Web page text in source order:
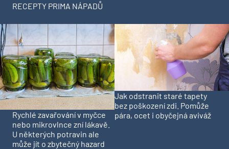
RECEPTY PRIMA NÁPADŮ
Rychlé zavařování v myčce
nebo mikrovlnce zní lákavě.
U některých potravin ale
může jít o zbytečný hazard
Jak odstranit staré tapety
bez poškození zdi. Pomůže
pára, ocet i obyčejná aviváž